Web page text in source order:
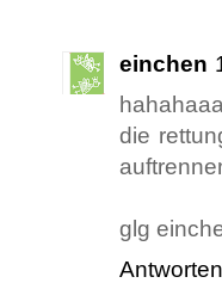
einchen
die
glg
Antworten